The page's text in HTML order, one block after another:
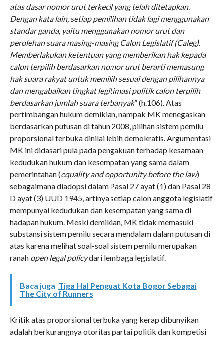
atas dasar nomor urut terkecil yang telah ditetapkan.
Dengan kata lain, setiap pemilihan tidak lagi menggunakan
standar ganda, yaitu menggunakan nomor urut dan
perolehan suara masing-masing Calon Legislatif (Caleg).
Memberlakukan ketentuan yang memberikan hak kepada
calon terpilih berdasarkan nomor urut berarti memasung
hak suara rakyat untuk memilih sesuai dengan pilihannya
dan mengabaikan tingkat legitimasi politik calon terpilih
berdasarkan jumlah suara terbanyak” (h.106). Atas
pertimbangan hukum demikian, nampak MK menegaskan
berdasarkan putusan di tahun 2008, pilihan sistem pemilu
proporsional terbuka dinilai lebih demokratis. Argumentasi
MK ini didasari pula pada pengakuan terhadap kesamaan
kedudukan hukum dan kesempatan yang sama dalam
pemerintahan (equality and opportunity before the law)
sebagaimana diadopsi dalam Pasal 27 ayat (1) dan Pasal 28
D ayat (3) UUD 1945, artinya setiap calon anggota legislatif
mempunyai kedudukan dan kesempatan yang sama di
hadapan hukum. Meski demikian, MK tidak memasuki
substansi sistem pemilu secara mendalam dalam putusan di
atas karena melihat soal-soal sistem pemilu merupakan
ranah open legal policydari lembaga legislatif.
Baca juga Tiga Hal Penguat Kota Bogor Sebagai
The City of Runners
Kritik atas proporsional terbuka yang kerap dibunyikan
adalah berkurangnya otoritas partai politik dan kompetisi